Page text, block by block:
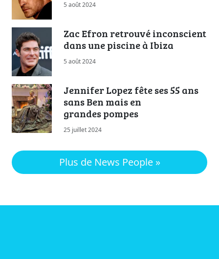
5 août 2024
Zac Efron retrouvé inconscient
dans une piscine à Ibiza
5 août 2024
Jennifer Lopez fête ses 55 ans
sans Ben mais en
grandes pompes
25 juillet 2024
Plus de News People »